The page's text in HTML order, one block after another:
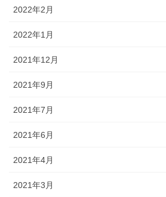
2022年2月
2022年1月
2021年12月
2021年9月
2021年7月
2021年6月
2021年4月
2021年3月